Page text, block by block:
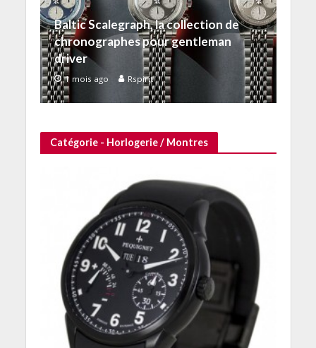
Baltic Scalegraph, la collection de
chronographes pour gentleman
driver
1 mois ago Rspirit
Catégorie - Horlogerie / Montres